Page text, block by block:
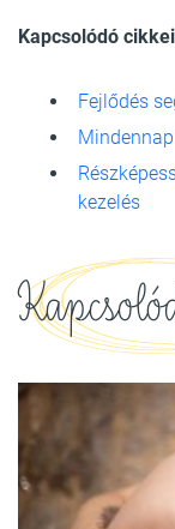
Kapcsolódó
Fejlődés
kezelés